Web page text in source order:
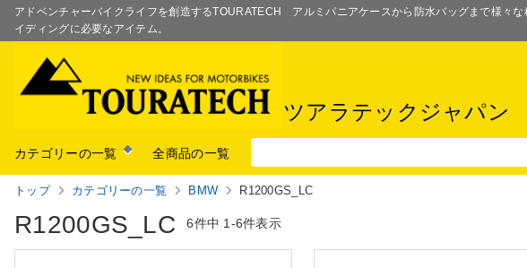
アドベンチャーバイクライフを創造するTOURATECH アルミパニアケースから防水バッグまで様
イディングに必要なアイテム。
ツアラテックジャパン
カテゴリーの一覧 全商品の一覧
トップ カテゴリーの一覧 BMW R1200GS_LC
R1200GS_LC 6件中 1-6件表示